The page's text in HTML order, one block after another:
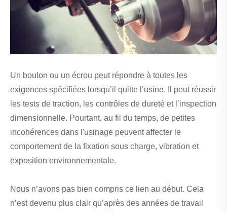
Un boulon ou un écrou peut répondre à toutes les
exigences spécifiées lorsqu’il quitte l’usine. Il peut réussir
les tests de traction, les contrôles de dureté et l’inspection
dimensionnelle. Pourtant, au fil du temps, de petites
incohérences dans l'usinage peuvent affecter le
comportement de la fixation sous charge, vibration et
exposition environnementale.
Nous n’avons pas bien compris ce lien au début. Cela
n’est devenu plus clair qu’après des années de travail